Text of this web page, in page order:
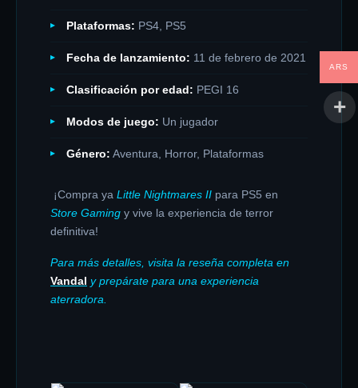
Plataformas: PS4, PS5
Fecha de lanzamiento: 11 de febrero de 2021
Clasificación por edad: PEGI 16
Modos de juego: Un jugador
Género: Aventura, Horror, Plataformas
¡Compra ya Little Nightmares II para PS5 en
Store Gaming y vive la experiencia de terror
definitiva!
Para más detalles, visita la reseña completa en
Vandal y prepárate para una experiencia
aterradora.
ARS